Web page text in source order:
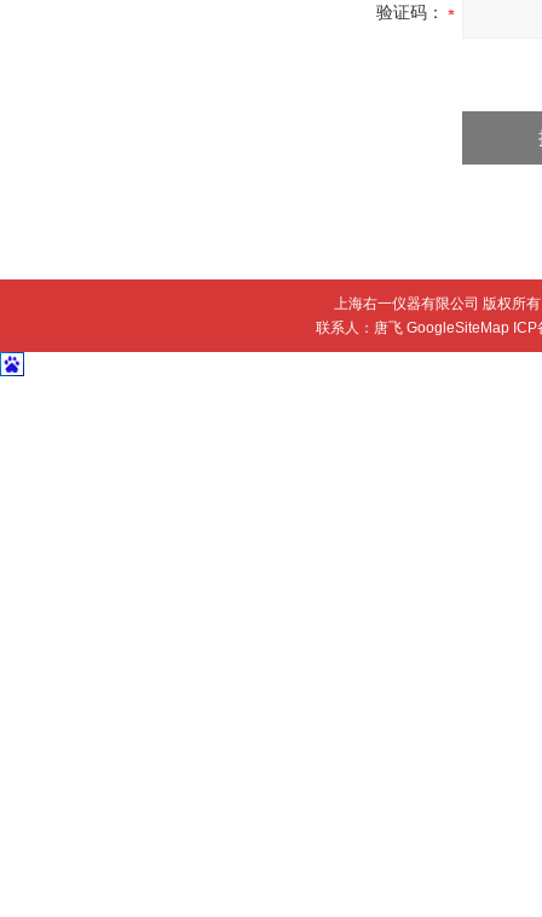
验证码：
上海右一仪器有限公司 版权所
联系人：唐飞GoogleSiteMap